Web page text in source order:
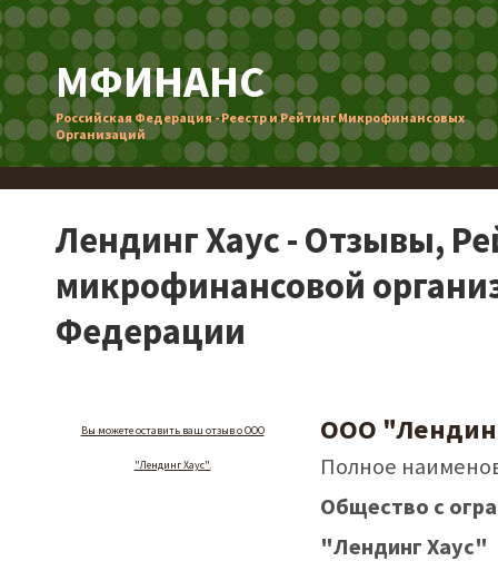
МФИНАНС
Российская Федерация - Реестр и Рейтинг Микрофинансовых
Организаций
Лендинг Хаус - Отзывы,
микрофинансовой
Федерации
Вы можете оставить ваш отзыв о ООО
"Лендинг Хаус".
ООО
Полное
Общество с
"Лендинг Хаус"